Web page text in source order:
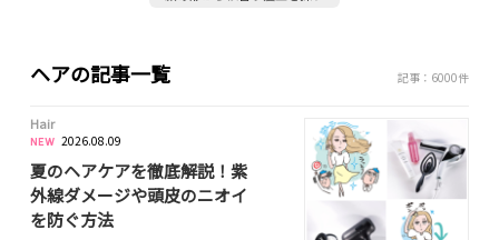
ヘアの記事一覧 記事：6000件
Hair
2026.08.09
夏のヘアケアを徹底解説！紫
外線ダメージや頭皮のニオイ
を防ぐ方法